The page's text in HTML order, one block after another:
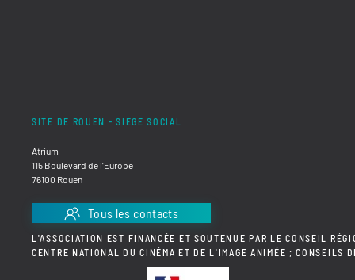
SITE DE ROUEN - SIÈGE SOCIAL
Atrium
115 Boulevard de l'Europe
76100 Rouen
Tous les contacts
L'ASSOCIATION EST FINANCÉE ET SOUTENUE PAR LE CONSEIL
CENTRE NATIONAL DU CINÉMA ET DE L'IMAGE ANIMÉE ; CONSEILS